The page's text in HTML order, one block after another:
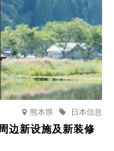
熊本県 日本信息
边新设施及新装修